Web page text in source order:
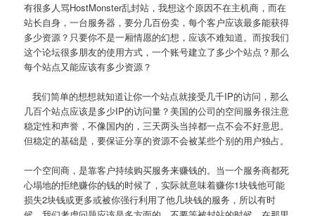
有很多人骂HostMonster乱封站，我想这个原因不在主机商，而在
站长自身，一台服务器，要分几百份卖，每个客户应该最多能获得
多少资源？只要你不是一厢情愿的幻想，应该不难知道。而按我们
这个论坛很多朋友的使用方式，一个账号建立了多少个站点？那么
每个站点又能应该有多少资源？
我们简单的想想就知道让你一个站点就接受几千IP的访问，那么
几百个站点应该是多少IP的访问量？美国的公司的空间服务很注意
稳定性和声誉，不像国内的，三天两头当掉都一点不会不好意思。
但稳定的基础是，要保证分享的资源不会被某些个别的用户独占。
一个空间商，是靠客户持续购买服务来赚钱的。当一个服务商都死
心塌地的拒绝赚你的钱的时候了，实际就意味着赚你1块钱他可能
损失2块钱或更多或被你强行利用了他几块钱的服务，所以有时